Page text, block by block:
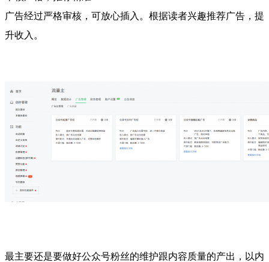
广告经过严格审核，可放心插入。根据读者兴趣推荐广告，提
升收入。
最主要还是要做好公众号粉丝的维护跟内容质量的产出，以内